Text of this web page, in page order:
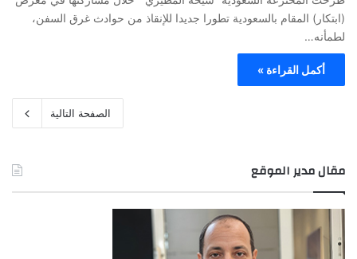
(ابتكار) المقام بالسعودية تطورا جديدا للإنقاذ من حوادث غرق السفن،
لطمأنه…
أكمل القراءة »
الصفحة التالية
مقال مدير الموقع